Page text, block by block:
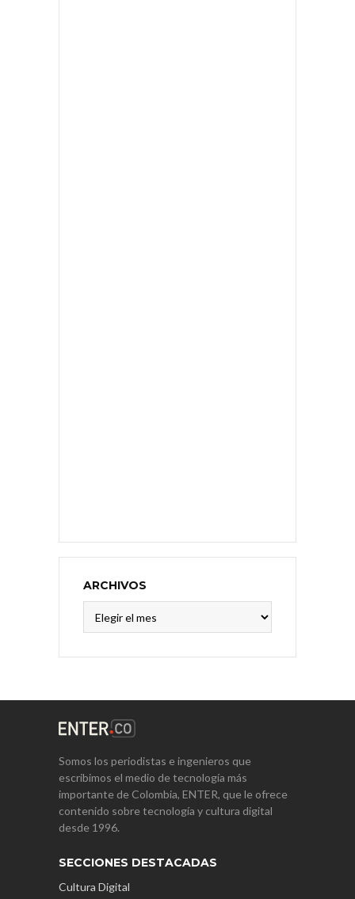
ARCHIVOS
Somos los periodistas e ingenieros que
escribimos el medio de tecnología más
importante de Colombia, ENTER, que le ofrece
contenido sobre tecnología y cultura digital
desde 1996.
SECCIONES DESTACADAS
Cultura Digital